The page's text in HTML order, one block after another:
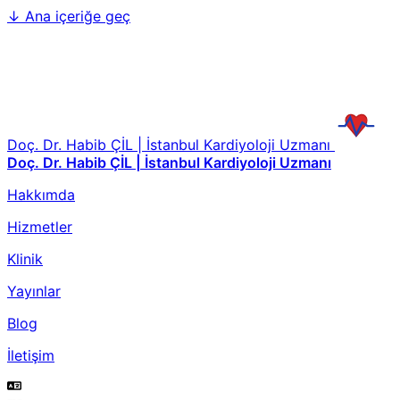
↓ Ana içeriğe geç
Doç. Dr. Habib ÇİL | İstanbul Kardiyoloji Uzmanı
Doç. Dr. Habib ÇİL | İstanbul Kardiyoloji Uzmanı
Hakkımda
Hizmetler
Klinik
Yayınlar
Blog
İletişim